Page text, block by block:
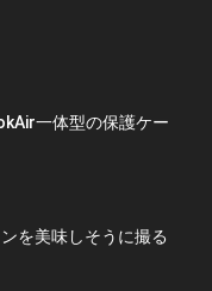
一体型の保護ケー
を美味しそうに撮る